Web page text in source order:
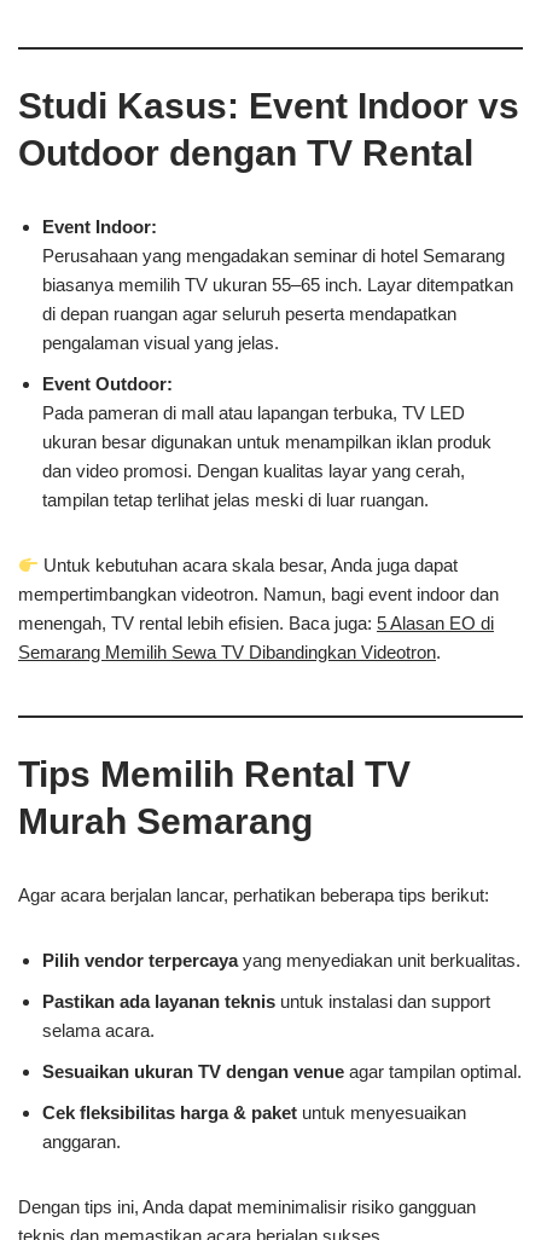
Studi Kasus: Event Indoor vs
Outdoor dengan TV Rental
Event Indoor:
Perusahaan yang mengadakan seminar di hotel Semarang
biasanya memilih TV ukuran 55–65 inch. Layar ditempatkan
di depan ruangan agar seluruh peserta mendapatkan
pengalaman visual yang jelas.
Event Outdoor:
Pada pameran di mall atau lapangan terbuka, TV LED
ukuran besar digunakan untuk menampilkan iklan produk
dan video promosi. Dengan kualitas layar yang cerah,
tampilan tetap terlihat jelas meski di luar ruangan.
Untuk kebutuhan acara skala besar, Anda juga dapat
mempertimbangkan videotron. Namun, bagi event indoor dan
menengah, TV rental lebih efisien. Baca juga: 5 Alasan EO di
Semarang Memilih Sewa TV Dibandingkan Videotron.
Tips Memilih Rental TV
Murah Semarang
Agar acara berjalan lancar, perhatikan beberapa tips berikut:
Pilih vendor terpercayayang menyediakan unit berkualitas.
Pastikan ada layanan teknis untuk instalasi dan support
selama acara.
Sesuaikan ukuran TV dengan venue agar tampilan optimal.
Cek fleksibilitas harga & paket untuk menyesuaikan
anggaran.
Dengan tips ini, Anda dapat meminimalisir risiko gangguan
teknis dan memastikan acara berjalan sukses.